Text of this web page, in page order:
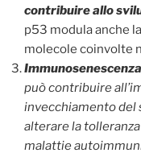
contribuire allo
p53 modula anche
molecole coinvolte
Immunosenescenza
può contribuire
invecchiamento del
alterare la
malattie